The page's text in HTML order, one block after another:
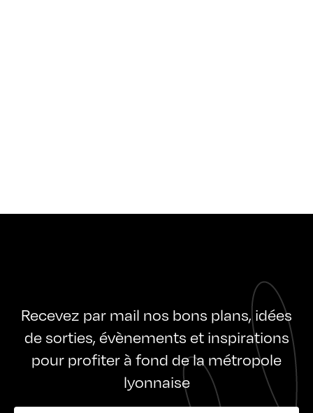
Recevez par mail nos bons plans, idées
de sorties, évènements et inspirations
pour profiter à fond de la métropole
lyonnaise